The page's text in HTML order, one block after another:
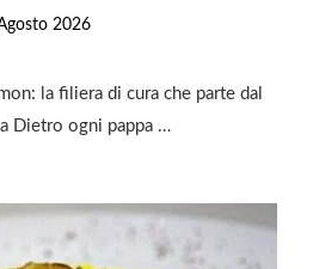
2026
la filiera di cura che parte dal
Dietro ogni pappa …